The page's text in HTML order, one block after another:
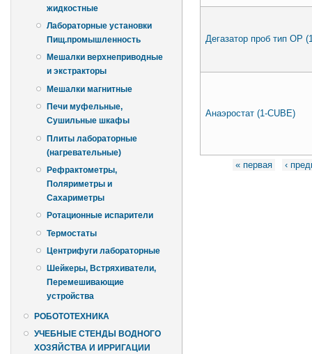
жидкостные
Лабораторные установки
Пищ.промышленность
Мешалки верхнеприводные
и экстракторы
Мешалки магнитные
Печи муфельные,
Сушильные шкафы
Плиты лабораторные
(нагревательные)
Рефрактометры,
Поляриметры и
Сахариметры
Ротационные испарители
Термостаты
Центрифуги лабораторные
Шейкеры, Встряхиватели,
Перемешивающие
устройства
РОБОТОТЕХНИКА
УЧЕБНЫЕ СТЕНДЫ ВОДНОГО
ХОЗЯЙСТВА И ИРРИГАЦИИ
Дегазатор проб тип OР
Анаэростат (1-CUBE)
Страницы
« первая ‹